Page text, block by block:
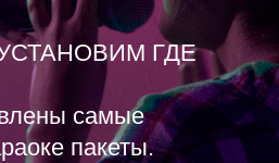
ГДЕ
самые
пакеты.